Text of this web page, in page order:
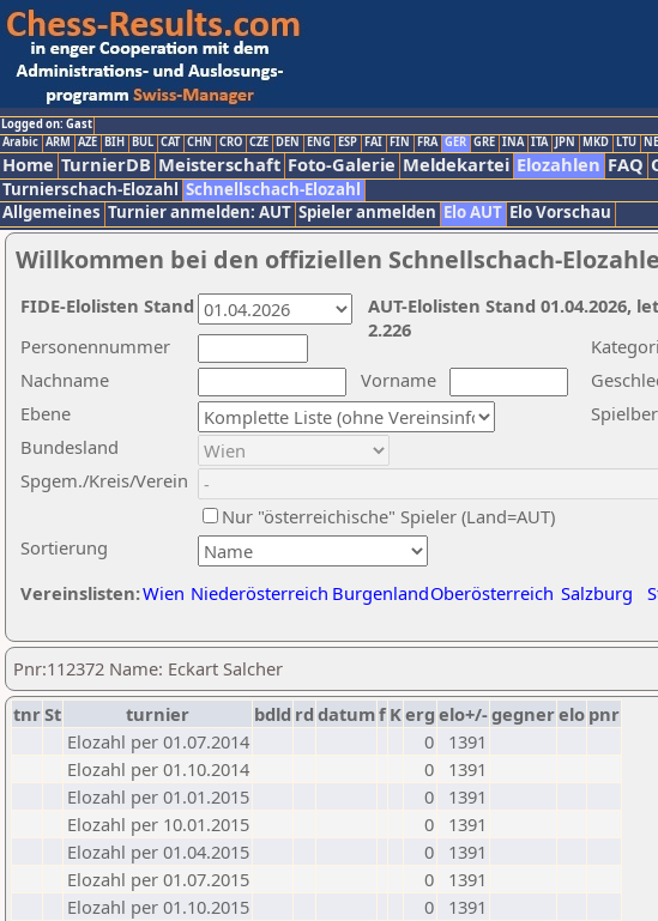
Logged on: Gast
Arabic ARM AZE BIH BUL CAT CHN CRO CZE DEN ENG ESP FAI FIN FRA GER GRE INA ITA JPN MKD LTU
Home TurnierDB Meisterschaft Foto-Galerie Meldekartei Elozahlen FAQ
Turnierschach-Elozahl Schnellschach-Elozahl
Allgemeines Turnier anmelden: AUT Spieler anmelden Elo AUT Elo Vorschau
Willkommen bei den offiziellen Schnellschach-
Nachname
Vorname
Ebene
Sortierung
Personennummer
Bundesland
Spgem./Kreis/Verein
Nur "österreichische" Spieler (Land=AUT)
Vereinslisten:Wien Niederösterreich BurgenlandOberösterreich Salzburg
AUT-Elolisten Stand 01.04.2026,
2.226
FIDE-Elolisten Stand
Pnr:112372 Name: Eckart Salcher
tnrSt turnier bdld rd datumf Kerg elo+/-gegnerelo pnr
Elozahl per 01.07.2014
0
1391
Elozahl per 01.10.2014
0
1391
Elozahl per 01.01.2015
0
1391
Elozahl per 10.01.2015
0
1391
Elozahl per 01.04.2015
0
1391
Elozahl per 01.07.2015
0
1391
Elozahl per 01.10.2015
0
1391